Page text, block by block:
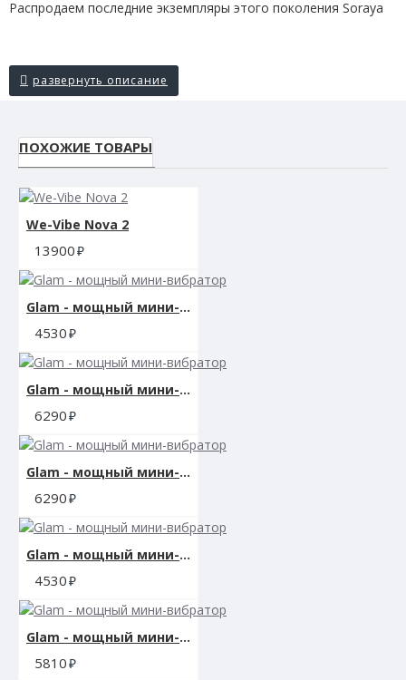
Распродаем последние экземпляры этого поколения Soraya
ПОХОЖИЕ ТОВАРЫ
We-Vibe Nova 2
13900
Glam - мощный мини-вибратор
4530
Glam - мощный мини-вибратор
6290
Glam - мощный мини-вибратор
6290
Glam - мощный мини-вибратор
4530
Glam - мощный мини-вибратор
5810